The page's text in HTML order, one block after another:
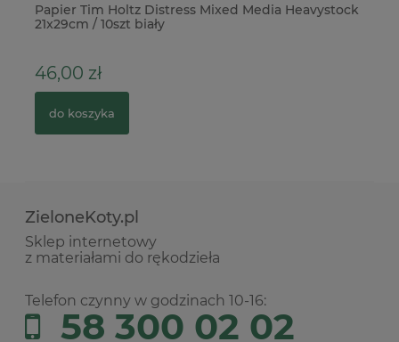
Papier Tim Holtz Distress Mixed Media Heavystock
21x29cm / 10szt biały
46,00 zł
do koszyka
ZieloneKoty.pl
Sklep internetowy
z materiałami do rękodzieła
Telefon czynny w godzinach 10-16:
58 300 02 02